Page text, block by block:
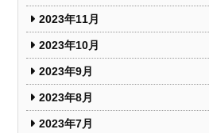
2023年11月
2023年10月
2023年9月
2023年8月
2023年7月